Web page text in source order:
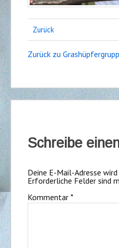
Zurück
Zurück zu
Schreibe
Deine E-Mail-Adresse
Erforderliche Felder sind
Kommentar *